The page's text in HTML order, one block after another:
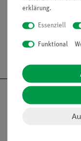
Media / Downloads
erklärung.
Essenziell
Funktional